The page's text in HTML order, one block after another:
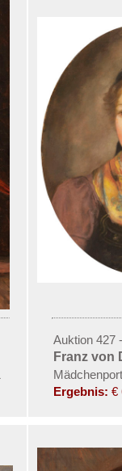
Auktion 427
Franz von
Ergebnis: €